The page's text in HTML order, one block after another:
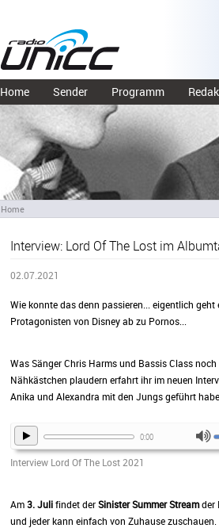
Home Sender Programm
Home
Interview: Lord Of The Lost im
02.07.2021
Wie konnte das denn passieren... eigentlich
Protagonisten von Disney ab zu Pornos...
Was Sänger Chris Harms und Bassis Class
Nähkästchen plaudern erfahrt ihr im neuen
Anika und Alexandra mit den Jungs geführt
0:00
Interview Lord Of The Lost 2021
Am3. Julifindet derSinister Summer Streamder
und jeder kann einfach von Zuhause zuschauen.